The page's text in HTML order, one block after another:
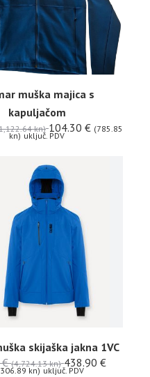
muška majica s
kapuljačom
kn) 104.30 € (785.85
kn) uključ. PDV
skijaška jakna 1VC
€ (4,724.13 kn) 438.90 €
kn) uključ. PDV